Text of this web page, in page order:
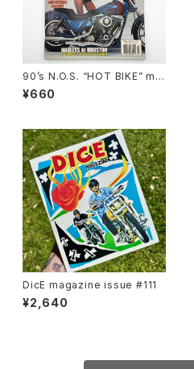
90’s N.O.S. “HOT BIKE” ma
gazine #27-03(Mar.’95 iss
ue)
¥660
DicE magazine issue #111
¥2,640